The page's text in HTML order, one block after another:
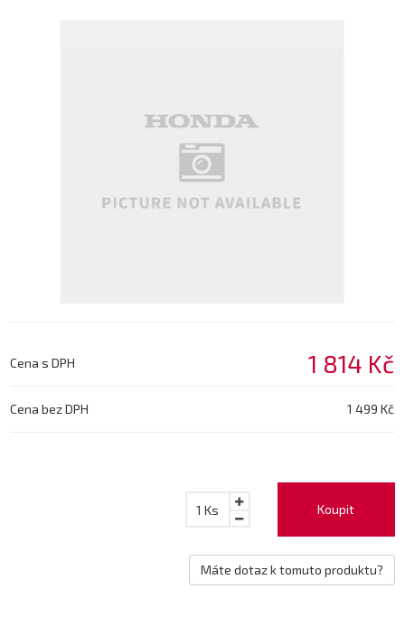
Cena s DPH 1 814 Kč
Cena bez DPH 1 499 Kč
Koupit
1 Ks
Máte dotaz k tomuto produktu?